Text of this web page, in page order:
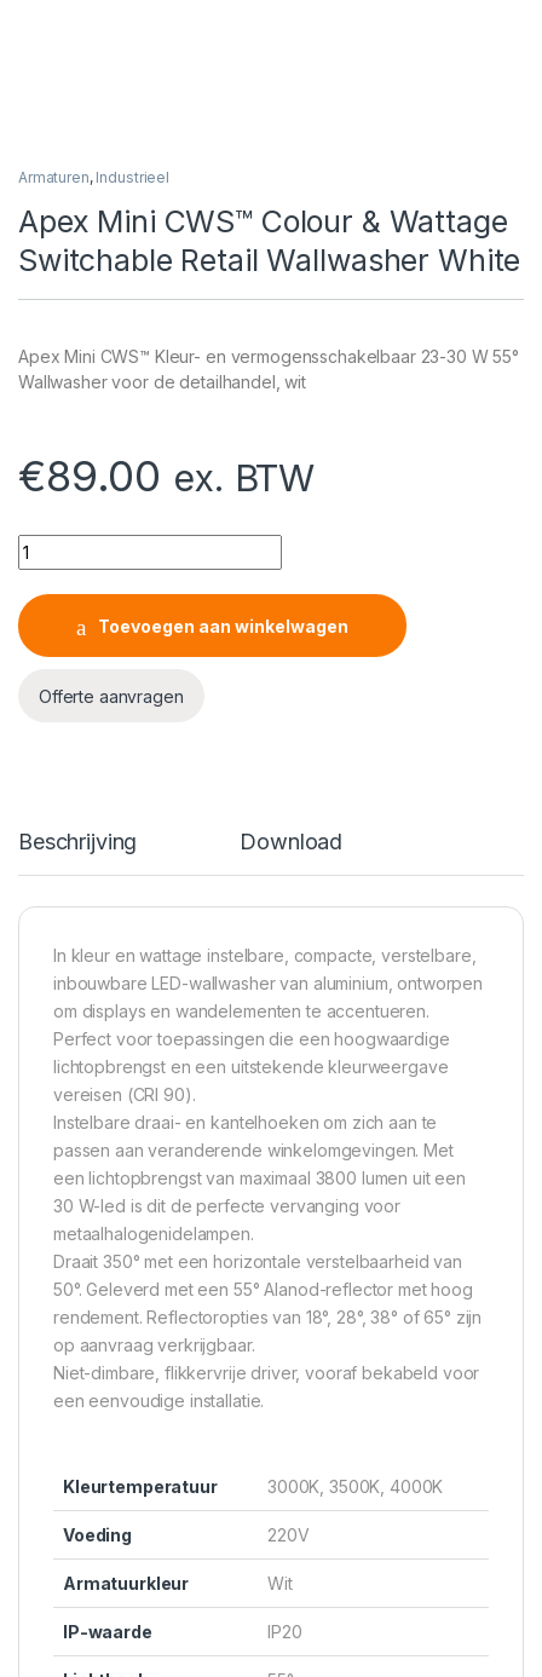
Armaturen, Industrieel
Apex Mini CWS™ Colour & Wattage
Switchable Retail Wallwasher White
Apex Mini CWS™ Kleur- en vermogensschakelbaar 23-30 W 55°
Wallwasher voor de detailhandel, wit
€89.00 ex. BTW
Apex Mini CWS™ Colour & Wattage Switchable Retail
Toevoegen aan winkelwagen
Offerte aanvragen
Beschrijving Download
In kleur en wattage instelbare, compacte, verstelbare,
inbouwbare LED-wallwasher van aluminium, ontworpen
om displays en wandelementen te accentueren.
Perfect voor toepassingen die een hoogwaardige
lichtopbrengst en een uitstekende kleurweergave
vereisen (CRI 90).
Instelbare draai- en kantelhoeken om zich aan te
passen aan veranderende winkelomgevingen. Met
een lichtopbrengst van maximaal 3800 lumen uit een
30 W-led is dit de perfecte vervanging voor
metaalhalogenidelampen.
Draait 350° met een horizontale verstelbaarheid van
50°. Geleverd met een 55° Alanod-reflector met hoog
rendement. Reflectoropties van 18°, 28°, 38° of 65° zijn
op aanvraag verkrijgbaar.
Niet-dimbare, flikkervrije driver, vooraf bekabeld voor
een eenvoudige installatie.
Kleurtemperatuur 3000K, 3500K, 4000K
Voeding 220V
Armatuurkleur Wit
IP-waarde IP20